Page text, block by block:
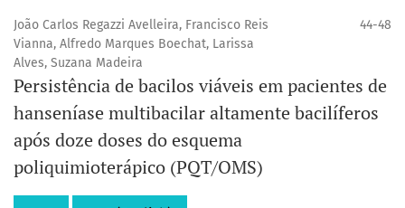
João Carlos Regazzi Avelleira, Francisco Reis
Vianna, Alfredo Marques Boechat, Larissa
Alves, Suzana Madeira
44-48
Persistência de bacilos viáveis em pacientes de
hanseníase multibacilar altamente bacilíferos
após doze doses do esquema
poliquimioterápico (PQT/OMS)